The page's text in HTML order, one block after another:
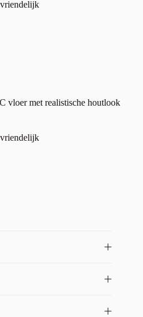
vloer met realistische houtlook